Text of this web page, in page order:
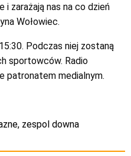
i zarażają nas na co dzień
Wołowiec.
Podczas niej zostaną
sportowców. Radio
patronatem medialnym.
, zespol downa